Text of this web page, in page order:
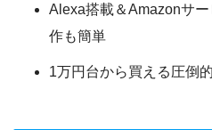
Alexa搭載＆Amazonサ
作も簡単
1万円台から買える圧倒